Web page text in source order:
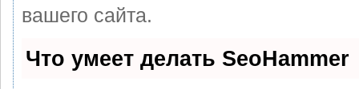
вашего сайта.
Что умеет делать SeoHammer